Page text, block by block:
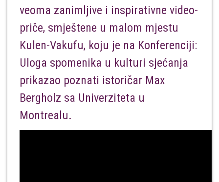
veoma zanimljive i inspirativne video-
priče, smještene u malom mjestu
Kulen-Vakufu, koju je na Konferenciji:
Uloga spomenika u kulturi sjećanja
prikazao poznati istoričar Max
Bergholz sa Univerziteta u
Montrealu.